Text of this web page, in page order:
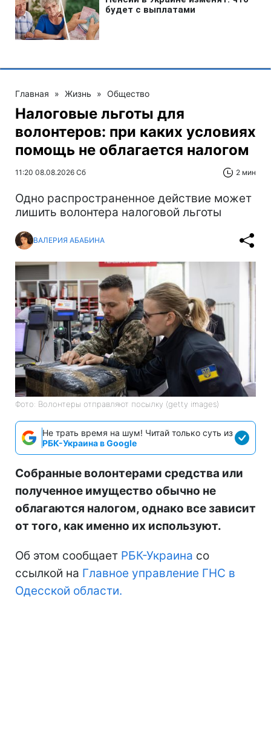
Главная » Жизнь » Общество
Налоговые льготы для
волонтеров: при каких условиях
помощь не облагается налогом
11:20 08.08.2026 Сб 2 мин
Одно распространенное действие может
лишить волонтера налоговой льготы
ВАЛЕРИЯ АБАБИНА
Фото: Волонтеры отправляют посылку (getty images)
Не трать время на шум! Читай только суть из
РБК-Украина в Google
Собранные волонтерами средства или
полученное имущество обычно не
облагаются налогом, однако все зависит
от того, как именно их используют.
Об этом сообщает РБК-Украина со
ссылкой на Главное управление ГНС в
Одесской области.